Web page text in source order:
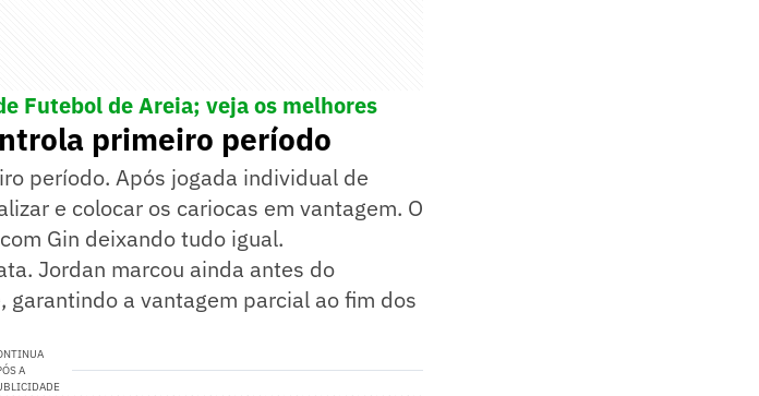
Futebol de Areia; veja os melhores
primeiro período
período. Após jogada individual de
e colocar os cariocas em vantagem. O
Gin deixando tudo igual.
Jordan marcou ainda antes do
a vantagem parcial ao fim dos
A